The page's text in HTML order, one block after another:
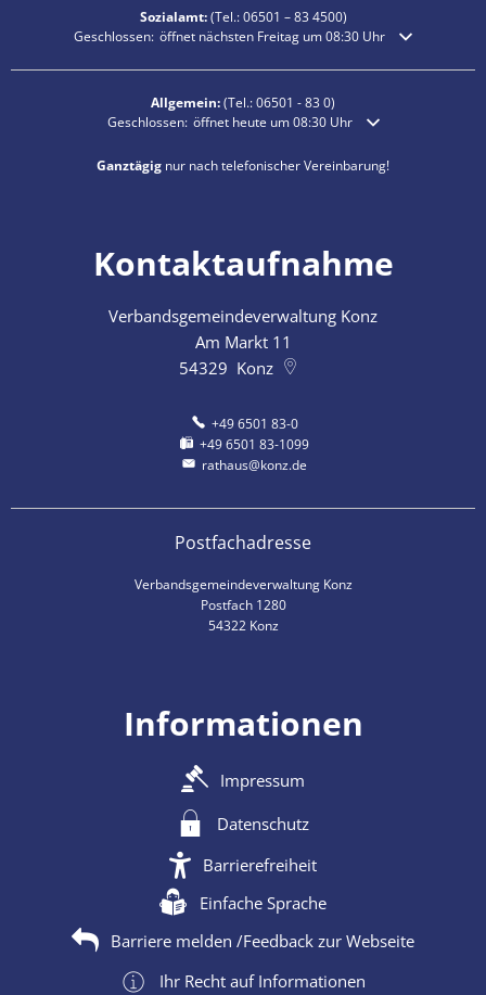
Sozialamt:(Tel.:06501 – 834500)
Klicken, um weitere Öffnungs- oder Schließzeiten auszublenden
Geschlossen: öffnet nächsten Freitag um 08:30 Uhr
Allgemein:(Tel.:06501 - 83 0)
Klicken, um weitere Öffnungs- oder Schließzeiten
Geschlossen: öffnet heute um 08:30 Uhr
Ganztägig nur nach telefonischer Vereinbarung!
Kontaktaufnahme
Verbandsgemeindeverwaltung Konz
Am Markt 11
54329 Konz
+49 6501 83-0
+49 6501 83-1099
rathaus@konz.de
Postfachadresse
Verbandsgemeindeverwaltung Konz
Postfach 1280
54322 Konz
Informationen
Impressum
Datenschutz
Barrierefreiheit
Einfache Sprache
Barriere melden /Feedback zur Webseite
Ihr Recht auf Informationen